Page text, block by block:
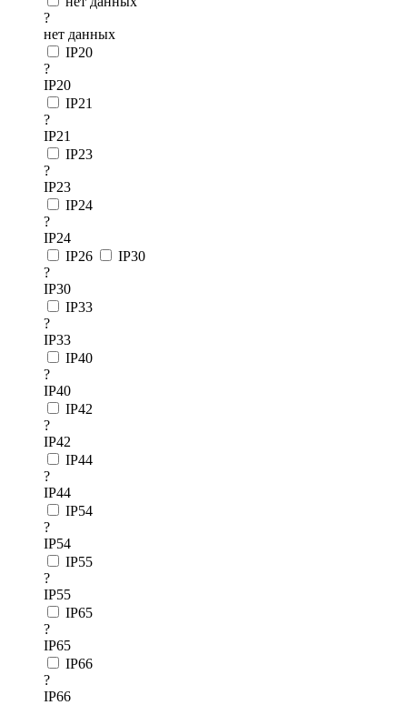
?
нет данных
IP20
?
IP20
IP21
?
IP21
IP23
?
IP23
IP24
?
IP24
IP26
IP30
?
IP30
IP33
?
IP33
IP40
?
IP40
IP42
?
IP42
IP44
?
IP44
IP54
?
IP54
IP55
?
IP55
IP65
?
IP65
IP66
?
IP66